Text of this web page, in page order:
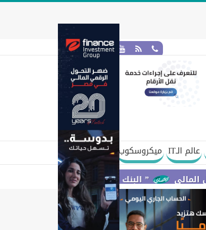
عالم الـIT
ميكروسكوب
” البنك المركزي” : معدلات الشمول المالي تواصل ارتفاعها 79% من المواطنين يمتلكون حسابات نشطة تمكنهم